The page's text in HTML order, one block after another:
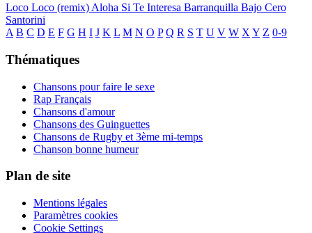
Loco Loco (remix) Aloha Si Te Interesa Barranquilla Bajo Cero
Santorini
A B C D E F G H I J K L M N O P Q R S T U V W X Y Z 0-9
Thématiques
Chansons pour faire le sexe
Rap Français
Chansons d'amour
Chansons des Guinguettes
Chansons de Rugby et 3ème mi-temps
Chanson bonne humeur
Plan de site
Mentions légales
Paramètres cookies
Cookie Settings